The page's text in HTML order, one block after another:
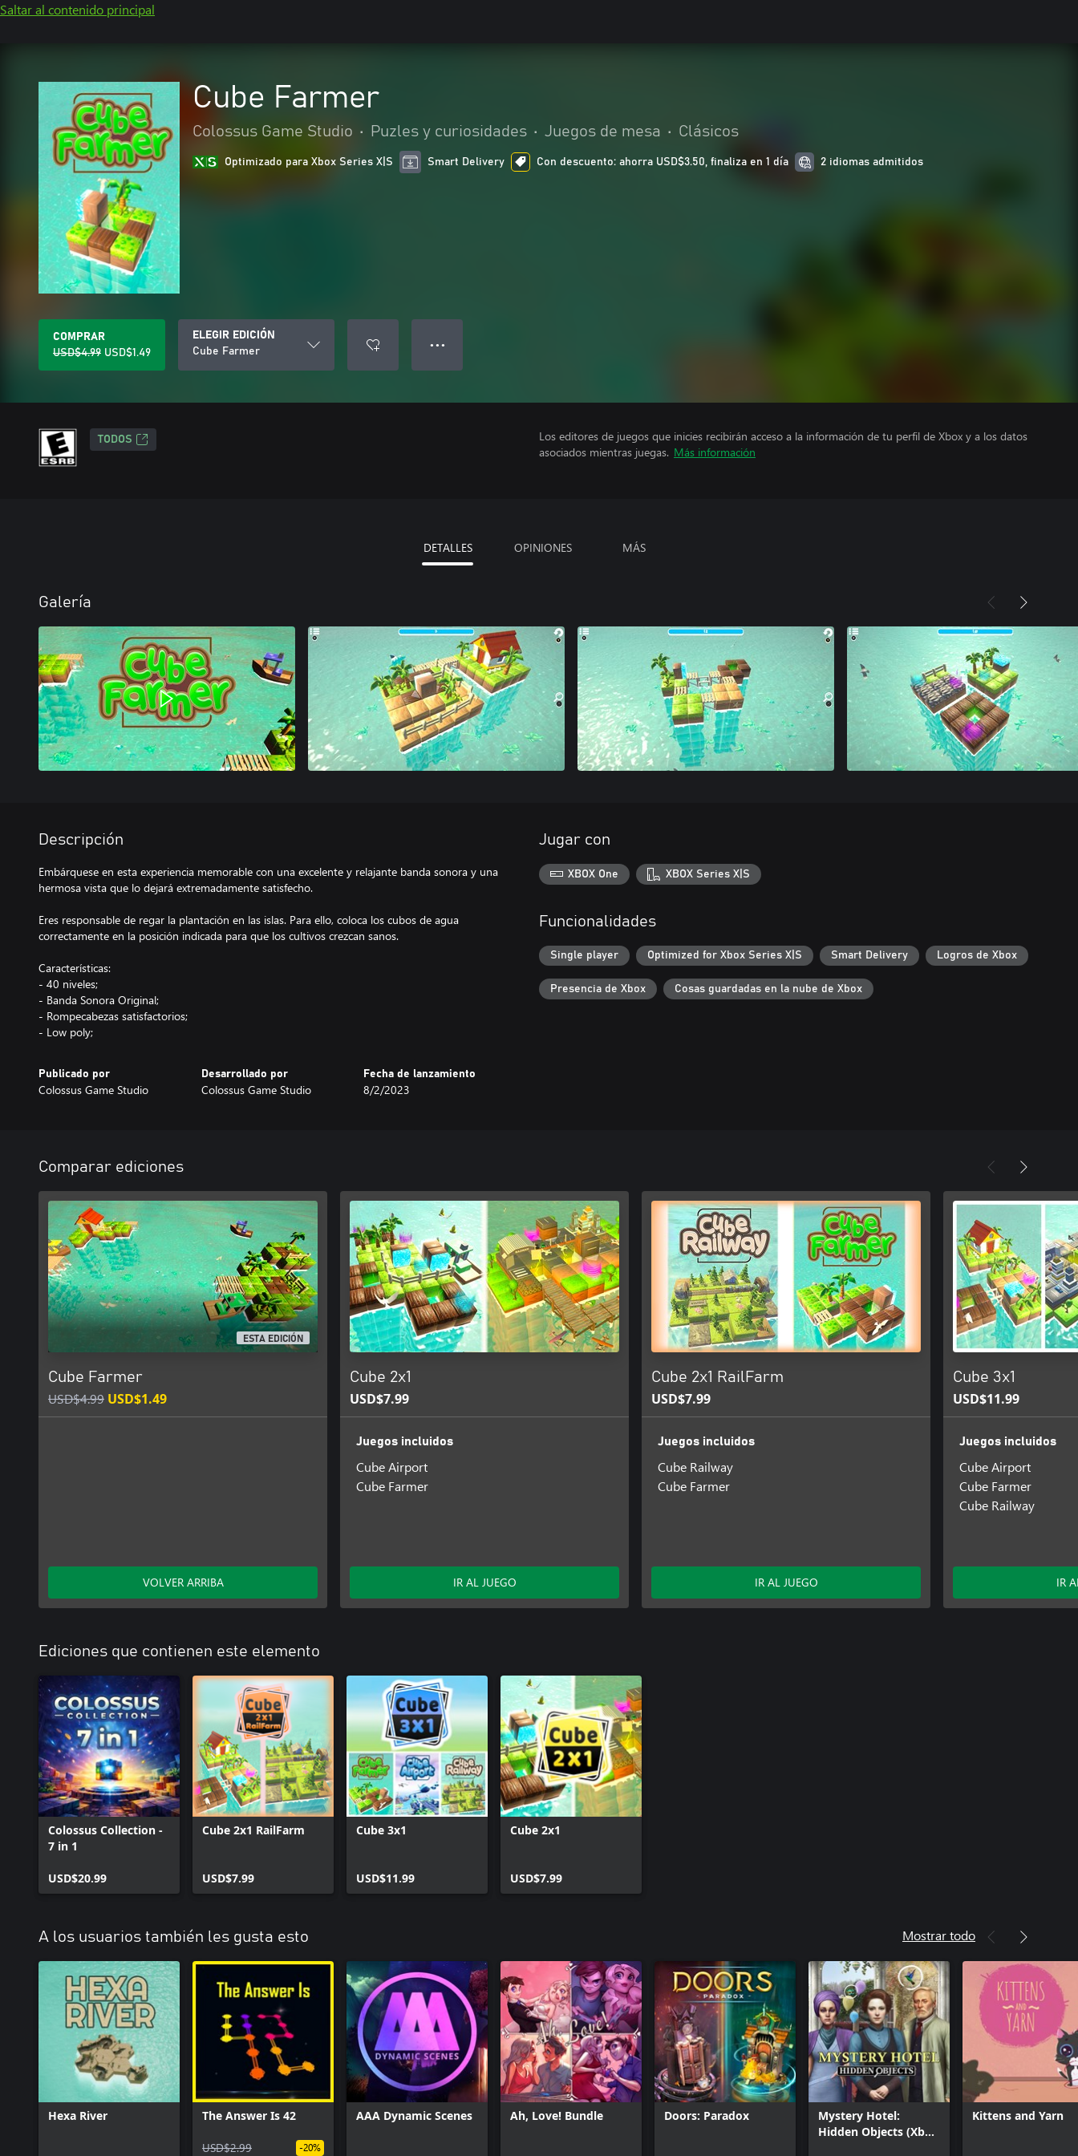
Saltar al contenido principal
Cube Farmer
Colossus Game Studio • Puzles y curiosidades • Juegos de mesa • Clásicos
Optimizado para Xbox Series X|S Smart Delivery Con descuento: ahorra USD$3.50, finaliza en 1 día 2 idiomas admitidos
COMPRAR
USD$4.99 USD$1.49
ELEGIR EDICIÓN
Cube Farmer
● ● ●
TODOS
Los editores de juegos que inicies recibirán acceso a la información de tu perfil de Xbox y a los datos
asociados mientras juegas. Más información
DETALLES OPINIONES MÁS
Galería
Descripción
Embárquese en esta experiencia memorable con una excelente y relajante banda sonora y una
hermosa vista que lo dejará extremadamente satisfecho.
Eres responsable de regar la plantación en las islas. Para ello, coloca los cubos de agua
correctamente en la posición indicada para que los cultivos crezcan sanos.
Características:
- 40 niveles;
- Banda Sonora Original;
- Rompecabezas satisfactorios;
- Low poly;
Publicado por
Colossus Game Studio
Desarrollado por
Colossus Game Studio
Fecha de lanzamiento
8/2/2023
Jugar con
XBOX One XBOX Series X|S
Funcionalidades
Single player Optimized for Xbox Series X|S Smart Delivery Logros de Xbox
Presencia de Xbox Cosas guardadas en la nube de Xbox
Comparar ediciones
ESTA EDICIÓN
Cube Farmer
USD$4.99 USD$1.49
VOLVER ARRIBA
Cube 2x1
USD$7.99
Juegos incluidos
Cube Airport
Cube Farmer
IR AL JUEGO
Cube 2x1 RailFarm
USD$7.99
Juegos incluidos
Cube Railway
Cube Farmer
IR AL JUEGO
Cube 3x1
USD$11.99
Juegos incluidos
Cube Airport
Cube Farmer
Cube Railway
IR
Ediciones que contienen este elemento
Colossus Collection -
7 in 1
USD$20.99
Cube 2x1 RailFarm
USD$7.99
Cube 3x1
USD$11.99
Cube 2x1
USD$7.99
A los usuarios también les gusta esto Mostrar todo
Hexa River The Answer Is 42
USD$2.99 -20%
AAA Dynamic Scenes Ah, Love! Bundle Doors: Paradox
Mystery Hotel:
Hidden Objects (Xbox
Kittens and Yarn